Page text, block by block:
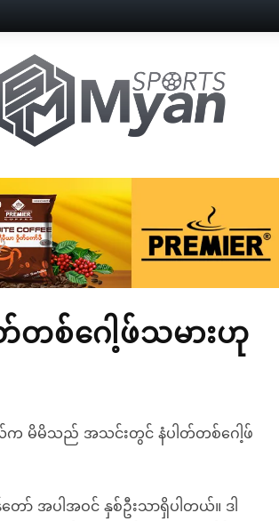
စ်ဂေါ့ဖ်သမားဟု
က မိမိသည် အသင်းတွင် နံပါတ်တစ်ဂေါ့ဖ်
အပါအဝင် နှစ်ဦးသာရှိပါတယ်။ ဒါ